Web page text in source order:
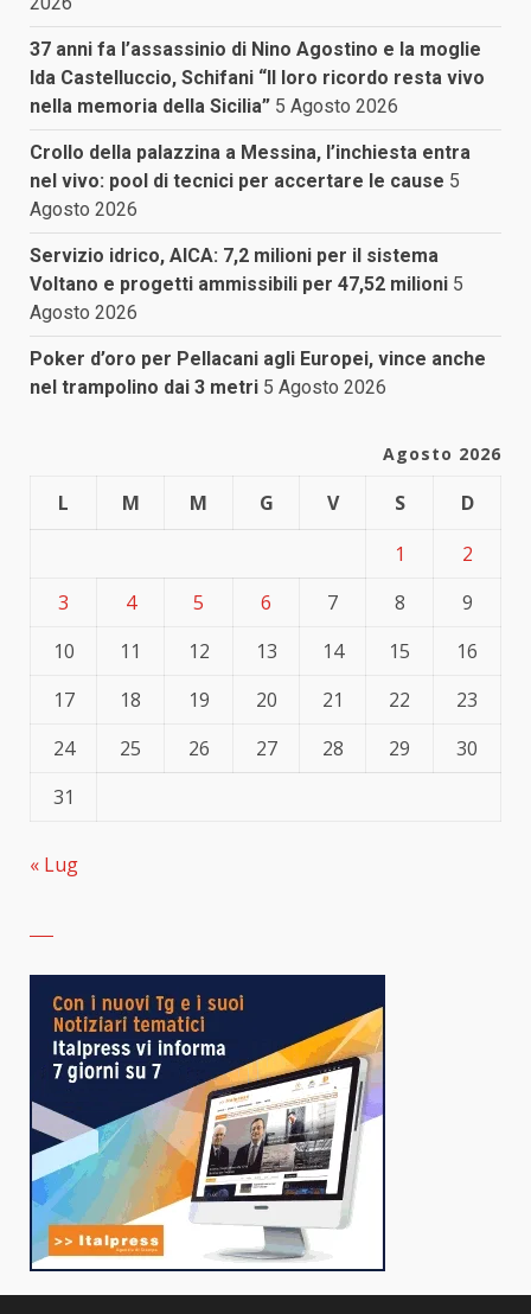
37 anni fa l’assassinio di Nino Agostino e la moglie
Ida Castelluccio, Schifani “Il loro ricordo resta vivo
nella memoria della Sicilia” 5 Agosto 2026
Crollo della palazzina a Messina, l’inchiesta entra
nel vivo: pool di tecnici per accertare le cause 5
Agosto 2026
Servizio idrico, AICA: 7,2 milioni per il sistema
Voltano e progetti ammissibili per 47,52 milioni 5
Agosto 2026
Poker d’oro per Pellacani agli Europei, vince anche
nel trampolino dai 3 metri 5 Agosto 2026
Agosto 2026
L M M G V S
D
1
2
3
4 5 6 7 8
9
10
11 12 13 14 15
16
17
18 19 20 21 22
23
24
25 26 27 28 29
30
31
« Lug